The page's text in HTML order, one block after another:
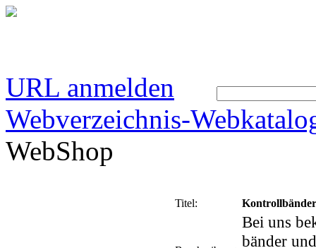
URL anmelden
Webverzeichnis-
WebShop
Titel:
Bei uns
bänder